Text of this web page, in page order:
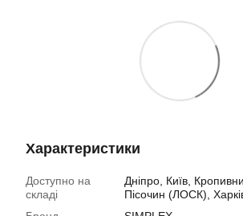
Характеристики
Доступно на
складі
Дніпро, Київ,
Пісочин (ЛОСК),